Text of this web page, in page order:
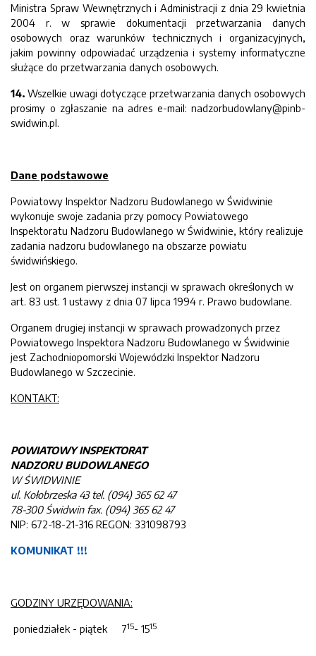
Ministra Spraw Wewnętrznych i Administracji z dnia 29 kwietnia
2004 r. w sprawie dokumentacji przetwarzania danych
osobowych oraz warunków technicznych i organizacyjnych,
jakim powinny odpowiadać urządzenia i systemy informatyczne
służące do przetwarzania danych osobowych.
14. Wszelkie uwagi dotyczące przetwarzania danych osobowych
prosimy o zgłaszanie na adres e-mail: nadzorbudowlany@pinb-
swidwin.pl.
Dane podstawowe
Powiatowy Inspektor Nadzoru Budowlanego w Świdwinie
wykonuje swoje zadania przy pomocy Powiatowego
Inspektoratu Nadzoru Budowlanego w Świdwinie, który realizuje
zadania nadzoru budowlanego na obszarze powiatu
świdwińskiego.
Jest on organem pierwszej instancji w sprawach określonych w
art. 83 ust. 1 ustawy z dnia 07 lipca 1994 r. Prawo budowlane.
Organem drugiej instancji w sprawach prowadzonych przez
Powiatowego Inspektora Nadzoru Budowlanego w Świdwinie
jest Zachodniopomorski Wojewódzki Inspektor Nadzoru
Budowlanego w Szczecinie.
KONTAKT:
POWIATOWY INSPEKTORAT
NADZORU BUDOWLANEGO
W ŚWIDWINIE
ul. Kołobrzeska 43 tel. (094) 365 62 47
78-300 Świdwin fax. (094) 365 62 47
NIP: 672-18-21-316 REGON: 331098793
KOMUNIKAT !!!
GODZINY URZĘDOWANIA:
poniedziałek - piątek 715- 1515